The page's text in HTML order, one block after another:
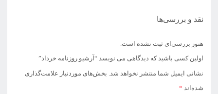
نقد و بررسی‌ها
هنوز بررسی‌ای ثبت نشده است.
اولین کسی باشید که دیدگاهی می نویسد “آرشیو روزنامه خرداد”
نشانی ایمیل شما منتشر نخواهد شد. بخش‌های موردنیاز علامت‌گذاری
شده‌اند *